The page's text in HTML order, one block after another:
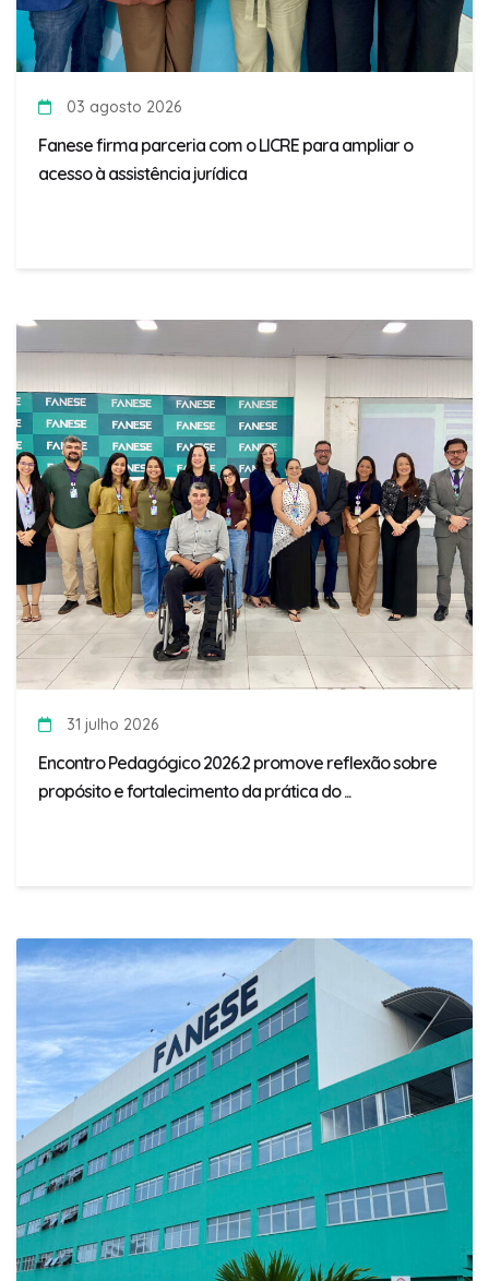
03 agosto 2026
Fanese firma parceria com o LICRE para ampliar o
acesso à assistência jurídica
31 julho 2026
Encontro Pedagógico 2026.2 promove reflexão sobre
propósito e fortalecimento da prática do ...